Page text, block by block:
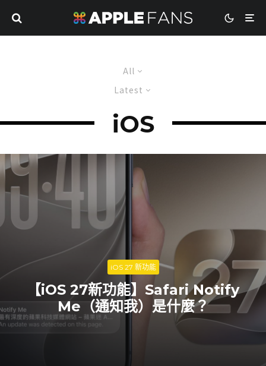
All
Latest
iOS
iOS 27 新功能
【iOS 27新功能】Safari Notify
Me（通知我）是什麼？